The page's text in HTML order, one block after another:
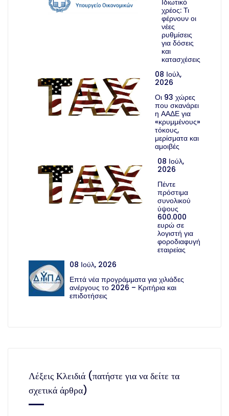
χρέος: Τι
φέρνουν οι
νέες
ρυθμίσεις
για δόσεις
και
κατασχέσεις
08 Ιούλ,
2026
Οι 93 χώρες
που σκανάρει
η ΑΑΔΕ για
«κρυμμένους»
τόκους,
μερίσματα και
αμοιβές
08 Ιούλ,
2026
Πέντε
πρόστιμα
συνολικού
ύψους
600.000
ευρώ σε
λογιστή για
φοροδιαφυγή
εταιρείας
08 Ιούλ, 2026
Επτά νέα προγράμματα για χιλιάδες
ανέργους το 2026 – Κριτήρια και
επιδοτήσεις
Λέξεις Κλειδιά (πατήστε για να δείτε τα
σχετικά άρθρα)